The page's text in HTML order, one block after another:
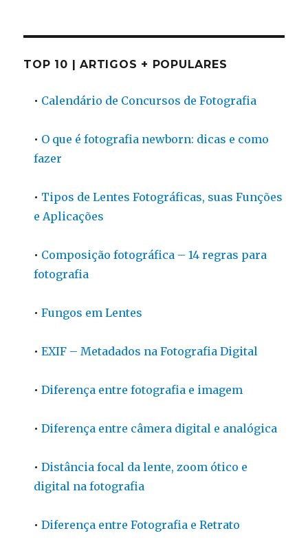
TOP 10 | ARTIGOS + POPULARES
• Calendário de Concursos de Fotografia
• O que é fotografia newborn: dicas e como
fazer
• Tipos de Lentes Fotográficas, suas Funções
e Aplicações
• Composição fotográfica – 14 regras para
fotografia
•Fungos em Lentes
•EXIF – Metadados na Fotografia Digital
•Diferença entre fotografia e imagem
•Diferença entre câmera digital e analógica
•Distância focal da lente, zoom ótico e
digital na fotografia
•Diferença entre Fotografia e Retrato